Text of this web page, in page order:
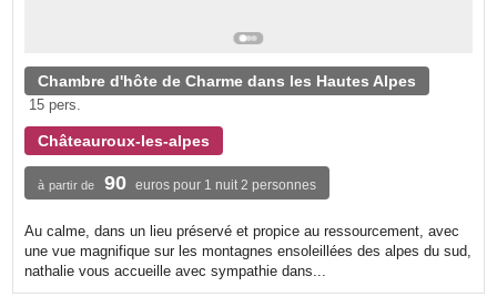
Chambre d'hôte de Charme dans les Hautes Alpes
15 pers.
Châteauroux-les-alpes
à partir de 90 euros pour 1 nuit 2 personnes
Au calme, dans un lieu préservé et propice au ressourcement, avec
une vue magnifique sur les montagnes ensoleillées des alpes du sud,
nathalie vous accueille avec sympathie dans...